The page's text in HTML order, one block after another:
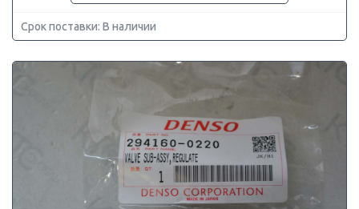
Срок поставки: В наличии